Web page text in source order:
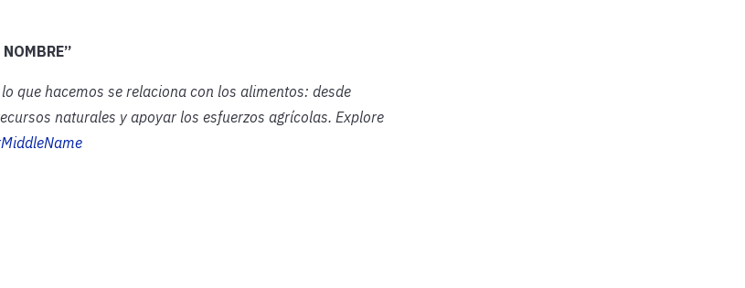
que hacemos se relaciona con los alimentos: desde
naturales y apoyar los esfuerzos agrícolas. Explore